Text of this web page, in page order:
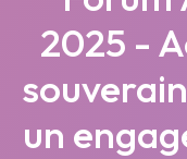
2025 -
un